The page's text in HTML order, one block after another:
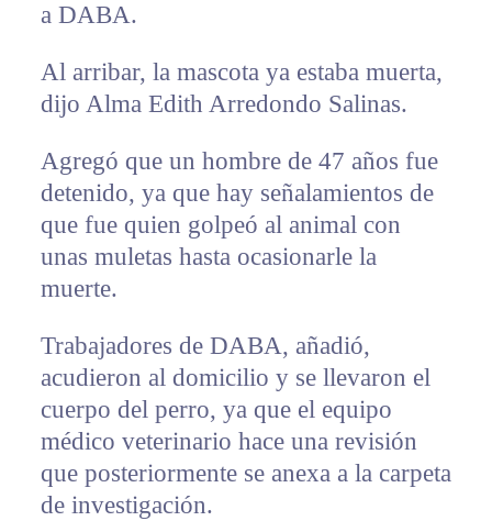
a DABA.
Al arribar, la mascota ya estaba muerta,
dijo Alma Edith Arredondo Salinas.
Agregó que un hombre de 47 años fue
detenido, ya que hay señalamientos de
que fue quien golpeó al animal con
unas muletas hasta ocasionarle la
muerte.
Trabajadores de DABA, añadió,
acudieron al domicilio y se llevaron el
cuerpo del perro, ya que el equipo
médico veterinario hace una revisión
que posteriormente se anexa a la carpeta
de investigación.